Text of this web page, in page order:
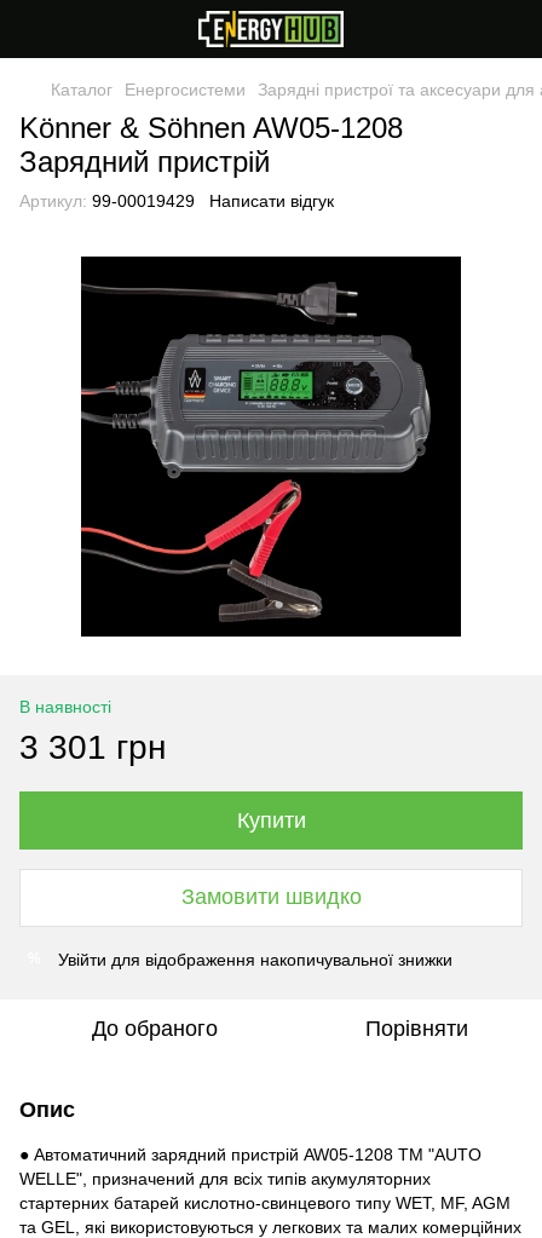
Каталог Енергосистеми Зарядні пристрої та аксесуари для
Könner & Söhnen AW05-1208
Зарядний пристрій
Артикул: 99-00019429 Написати відгук
В наявності
3 301 грн
Купити
Замовити швидко
Увійти для відображення накопичувальної знижки
До обраного Порівняти
Опис
● Автоматичний зарядний пристрій AW05-1208 ТМ "AUTO
WELLE", призначений для всіх типів акумуляторних
стартерних батарей кислотно-свинцевого типу WET, MF, AGM
та GEL, які використовуються у легкових та малих комерційних